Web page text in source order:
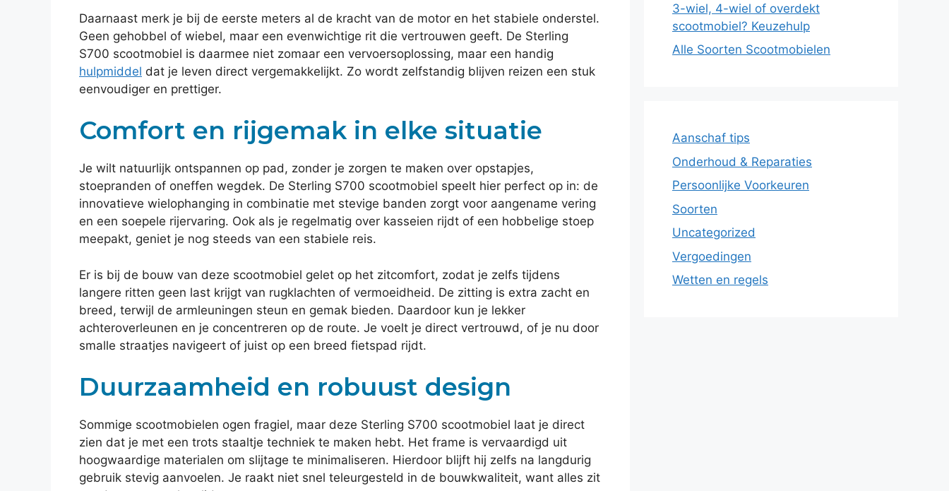
Daarnaast merk je bij de eerste meters al de kracht van de motor en het stabiele onderstel.
Geen gehobbel of wiebel, maar een evenwichtige rit die vertrouwen geeft. De Sterling
S700 scootmobiel is daarmee niet zomaar een vervoersoplossing, maar een handig
hulpmiddel dat je leven direct vergemakkelijkt. Zo wordt zelfstandig blijven reizen een stuk
eenvoudiger en prettiger.
Comfort en rijgemak in elke situatie
Je wilt natuurlijk ontspannen op pad, zonder je zorgen te maken over opstapjes,
stoepranden of oneffen wegdek. De Sterling S700 scootmobiel speelt hier perfect op in: de
innovatieve wielophanging in combinatie met stevige banden zorgt voor aangename vering
en een soepele rijervaring. Ook als je regelmatig over kasseien rijdt of een hobbelige stoep
meepakt, geniet je nog steeds van een stabiele reis.
Er is bij de bouw van deze scootmobiel gelet op het zitcomfort, zodat je zelfs tijdens
langere ritten geen last krijgt van rugklachten of vermoeidheid. De zitting is extra zacht en
breed, terwijl de armleuningen steun en gemak bieden. Daardoor kun je lekker
achteroverleunen en je concentreren op de route. Je voelt je direct vertrouwd, of je nu door
smalle straatjes navigeert of juist op een breed fietspad rijdt.
Duurzaamheid en robuust design
Sommige scootmobielen ogen fragiel, maar deze Sterling S700 scootmobiel laat je direct
zien dat je met een trots staaltje techniek te maken hebt. Het frame is vervaardigd uit
hoogwaardige materialen om slijtage te minimaliseren. Hierdoor blijft hij zelfs na langdurig
gebruik stevig aanvoelen. Je raakt niet snel teleurgesteld in de bouwkwaliteit, want alles zit
3-wiel, 4-wiel of overdekt
scootmobiel? Keuzehulp
Alle Soorten Scootmobielen
Aanschaf tips
Onderhoud & Reparaties
Persoonlijke Voorkeuren
Soorten
Uncategorized
Vergoedingen
Wetten en regels